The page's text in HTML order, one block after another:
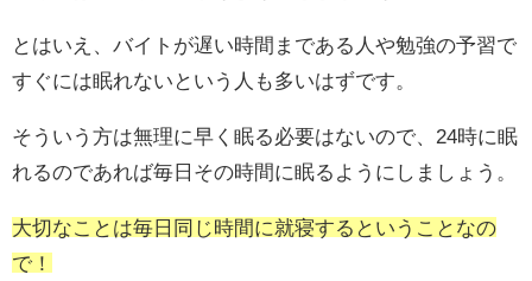
とはいえ、バイトが遅い時間まである人や勉強の予習で
すぐには眠れないという人も多いはずです。
そういう方は無理に早く眠る必要はないので、24時に眠
れるのであれば毎日その時間に眠るようにしましょう。
大切なことは毎日同じ時間に就寝するということなの
で！